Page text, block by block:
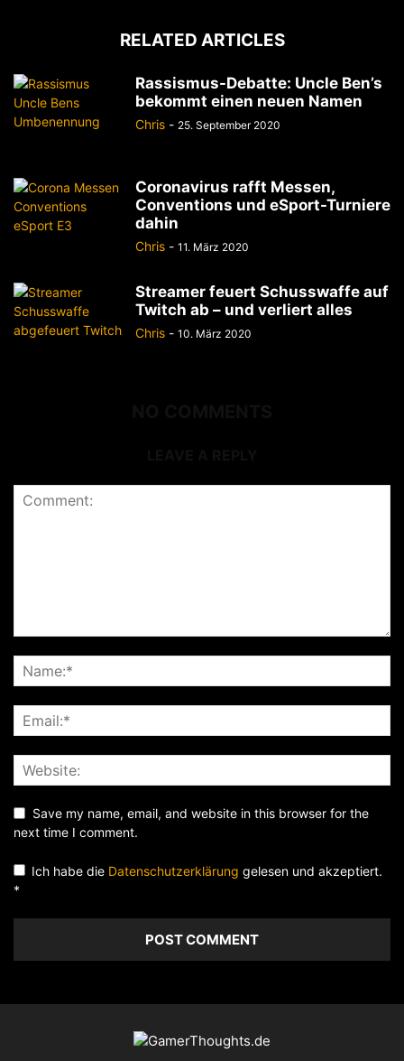
RELATED ARTICLES
Rassismus-Debatte: Uncle Ben’s
bekommt einen neuen Namen
Chris - 25. September 2020
Coronavirus rafft Messen,
Conventions und eSport-Turniere
dahin
Chris - 11. März 2020
Streamer feuert Schusswaffe auf
Twitch ab – und verliert alles
Chris - 10. März 2020
Save my name, email, and website in this browser for the
next time I comment.
Ich habe die Datenschutzerklärung gelesen und akzeptiert.
*